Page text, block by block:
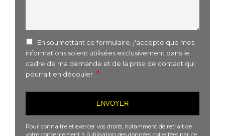
En soumettant ce formulaire, j'accepte que mes
informations soient utilisées exclusivement dans le
cadre de ma demande et de la prise de contact qui
pourrait en découler
Pour connaitre et exercer vos droits, notamment de retrait de
votre consentement à l’utilisation des données collectées par ce